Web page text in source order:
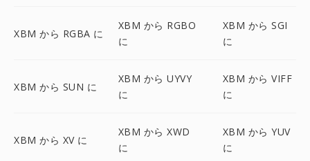
XBM から RGBA に
XBM から RGBO
に
XBM から SGI
に
XBM から SUN に
XBM から UYVY
に
XBM から VIFF
に
XBM から XV に
XBM から XWD
に
XBM から YUV
に